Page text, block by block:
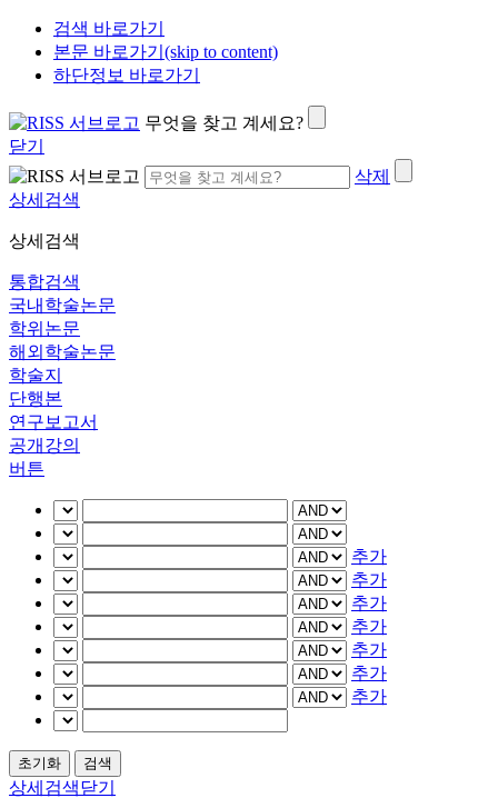
검색 바로가기
본문 바로가기(skip to content)
하단정보 바로가기
무엇을 찾고 계세요?
닫기
삭제
상세검색
상세검색
통합검색
국내학술논문
학위논문
해외학술논문
학술지
단행본
연구보고서
공개강의
버튼
추가
추가
추가
추가
추가
추가
추가
상세검색닫기